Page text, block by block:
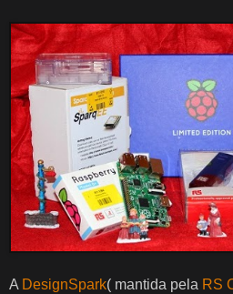
A DesignSpark( mantida pela RS